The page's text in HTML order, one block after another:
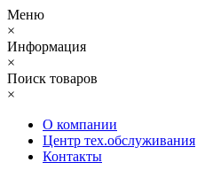
Меню
×
Информация
×
Поиск товаров
×
О компании
Центр тех.обслуживания
Контакты